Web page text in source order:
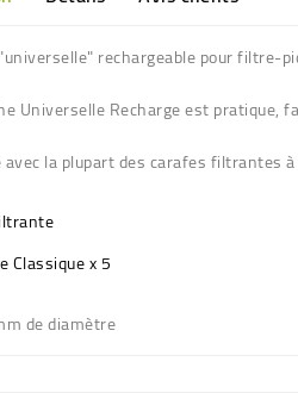
rechargeable pour filtre-
Universelle Recharge est pratique,
avec la plupart des carafes filtrantes
Classique x 5
de diamètre